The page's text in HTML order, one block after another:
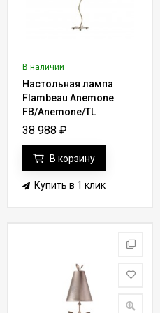
Данный раздел предлагает
Каталог настольных ламп
достоинства:
Обновления на
выполняются на
подобрать подходящую
варианта сведено к
Имеется гарантия на
документы на изделия.
Настольные лампы
выполняются
В наличии
Настольная лампа
Flambeau Anemone
FB/Anemone/TL
38 988 ₽
В корзину
Купить в 1 клик